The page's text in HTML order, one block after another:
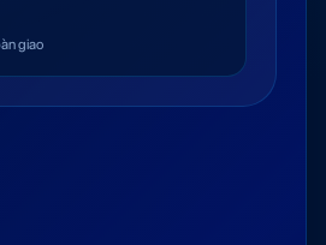
giao